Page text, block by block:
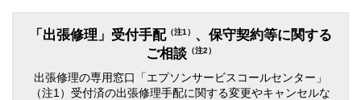
「出張修理」受付手配 （注1） 、保守契約等に関する
ご相談（注2）
出張修理の専用窓口「エプソンサービスコールセンター」
（注1）受付済の出張修理手配に関する変更やキャンセルな